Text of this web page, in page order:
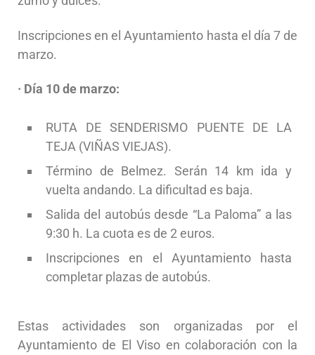
Inscripciones en el Ayuntamiento hasta el día 7 de
marzo.
· Día 10 de marzo:
RUTA DE SENDERISMO PUENTE DE LA
TEJA (VIÑAS VIEJAS).
Término de Belmez. Serán 14 km ida y
vuelta andando. La dificultad es baja.
Salida del autobús desde “La Paloma” a las
9:30 h. La cuota es de 2 euros.
Inscripciones en el Ayuntamiento hasta
completar plazas de autobús.
Estas actividades son organizadas por el
Ayuntamiento de El Viso en colaboración con la